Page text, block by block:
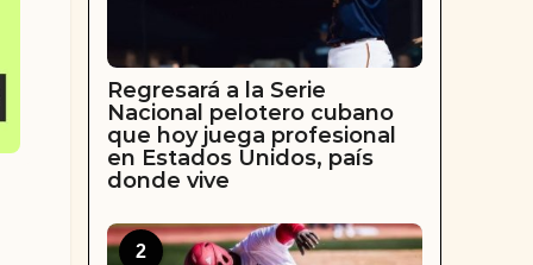
Regresará a la Serie
Nacional pelotero cubano
que hoy juega profesional
en Estados Unidos, país
donde vive
2